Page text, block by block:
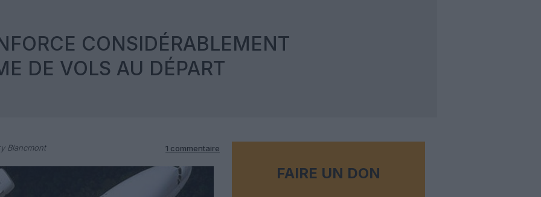
CONSIDÉRABLEMENT
DE VOLS AU DÉPART
Blancmont 1 commentaire
FAIRE UN DON